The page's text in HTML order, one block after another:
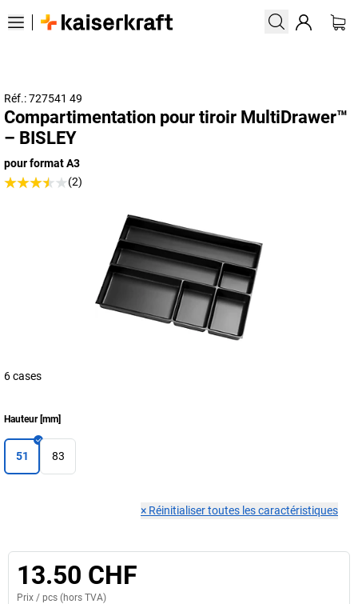
Réf.: 727541 49
Compartimentation pour tiroir MultiDrawer™
– BISLEY
pour format A3
(2)
6 cases
Hauteur[mm]
51 83
× Réinitialiser toutes les caractéristiques
13.50 CHF
Prix / pcs (hors TVA)